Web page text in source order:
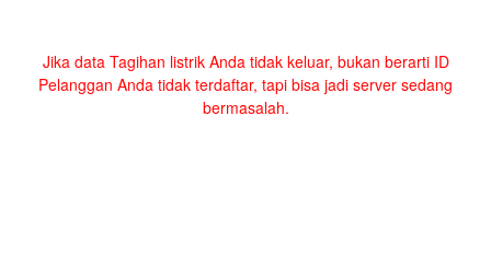
Jika data Tagihan listrik Anda tidak keluar, bukan berarti ID
Pelanggan Anda tidak terdaftar, tapi bisa jadi server sedang
bermasalah.